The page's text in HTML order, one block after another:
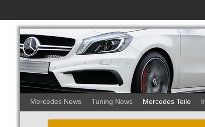
Mercedes News Tuning News Mercedes Teile